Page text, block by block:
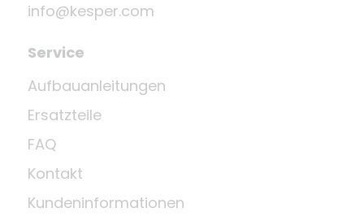
info@kesper.com
Service
Aufbauanleitungen
Ersatzteile
FAQ
Kontakt
Kundeninformationen